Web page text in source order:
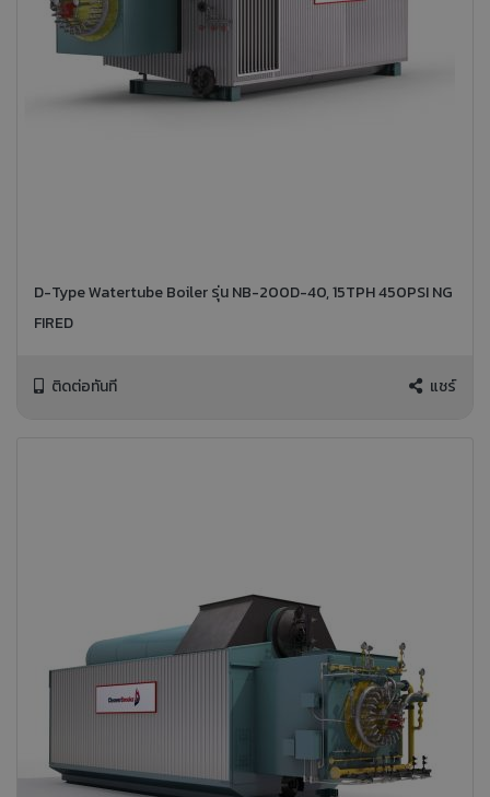
D-Type Watertube Boiler รุ่น NB-200D-40, 15TPH 450PSI NG
FIRED
ติดต่อทันที แชร์